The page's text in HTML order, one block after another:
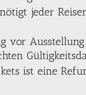
jeder
vor
ist eine